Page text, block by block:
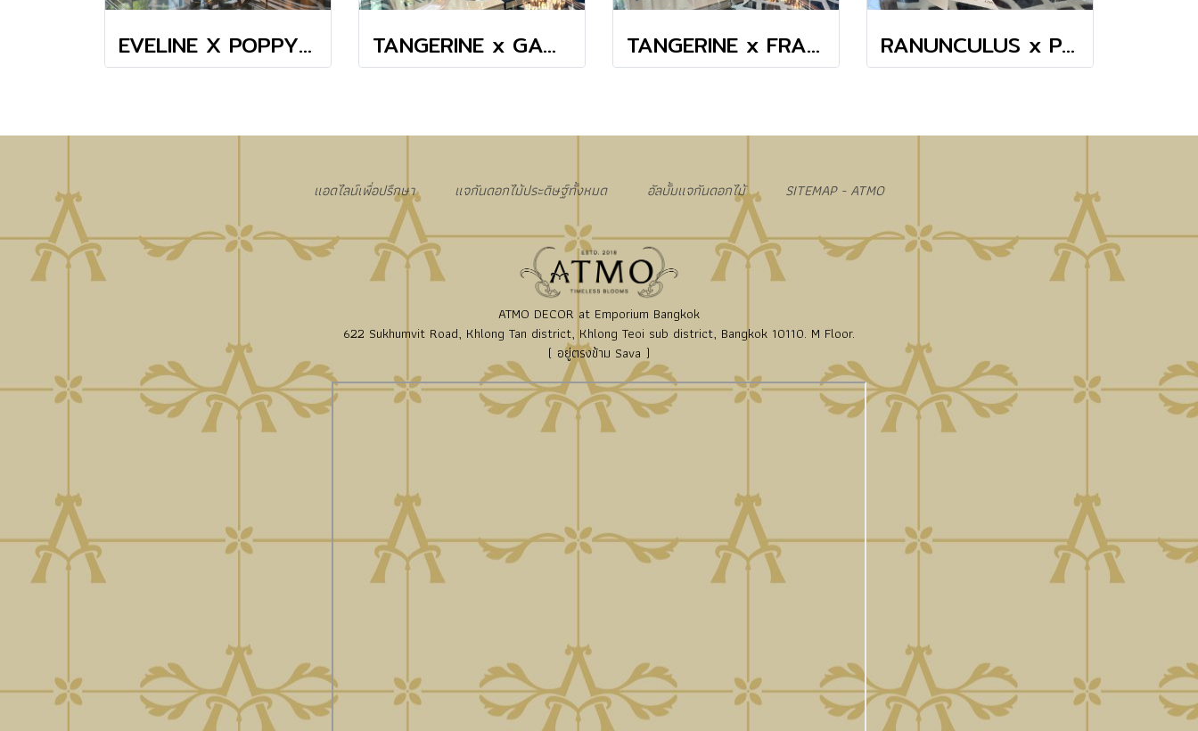
EVELINE X POPPY GRADIENT VASE TANGERINE x GAMRICH COSMOS TINY MASTERPIECE VASE TANGERINE x FRANCEROSE COSMOS TINY MASTERPIECE VASE RANUNCULUS x POPPY MINI VASE
แอดไลน์เพื่อปรึกษา แจกันดอกไม้ประดิษฐ์ทั้งหมด อัลบั้มแจกันดอกไม้ SITEMAP - ATMO
ATMO DECOR at Emporium Bangkok
622 Sukhumvit Road, Khlong Tan district, Khlong Teoi sub district, Bangkok 10110. M Floor.
( อยู่ตรงข้าม Sava )